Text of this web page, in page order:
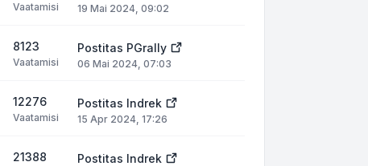
Vaatamisi 19 Mai 2024, 09:02
8123
Vaatamisi
Postitas PGrally
06 Mai 2024, 07:03
12276
Vaatamisi
Postitas Indrek
15 Apr 2024, 17:26
21388 Postitas Indrek